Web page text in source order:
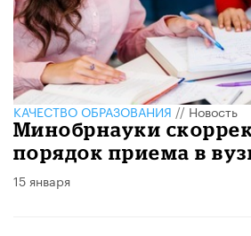
КАЧЕСТВО ОБРАЗОВАНИЯ//Новость
Минобрнауки
порядок приема в
15 января